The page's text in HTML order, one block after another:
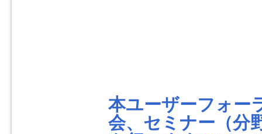
本ユーザーフォー
会、セミナー（分